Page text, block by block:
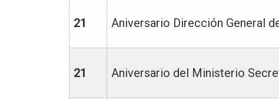
21 Aniversario Dirección General
21 Aniversario del Ministerio